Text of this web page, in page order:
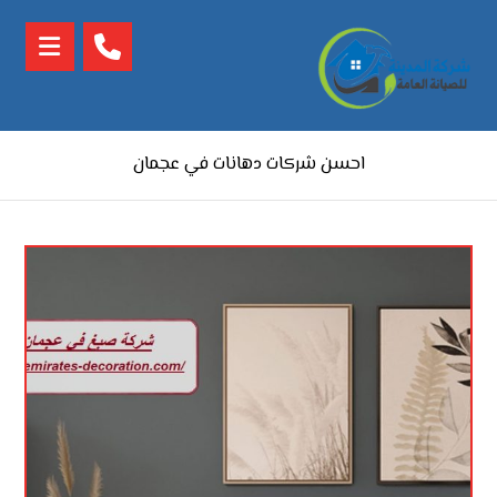
احسن شركات دهانات في عجمان